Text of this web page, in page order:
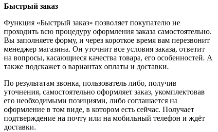
Быстрый заказ
Функция «Быстрый заказ» позволяет покупателю не
проходить всю процедуру оформления заказа самостоятельно.
Вы заполняете форму, и через короткое время вам перезвонит
менеджер магазина. Он уточнит все условия заказа, ответит
на вопросы, касающиеся качества товара, его особенностей. А
также подскажет о вариантах оплаты и доставки.
По результатам звонка, пользователь либо, получив
уточнения, самостоятельно оформляет заказ, укомплектовав
его необходимыми позициями, либо соглашается на
оформление в том виде, в котором есть сейчас. Получает
подтверждение на почту или на мобильный телефон и ждёт
доставки.